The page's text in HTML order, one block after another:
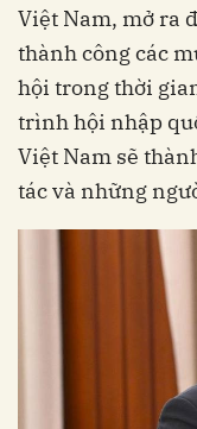
Việt Nam, mở ra
thành công các
hội trong thời
trình hội nhập
Việt Nam sẽ
tác và những